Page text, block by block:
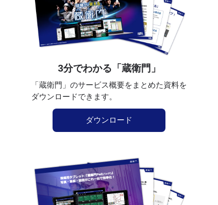
3分でわかる「蔵衛門」
「蔵衛門」のサービス概要をまとめた資料を
ダウンロードできます。
ダウンロード